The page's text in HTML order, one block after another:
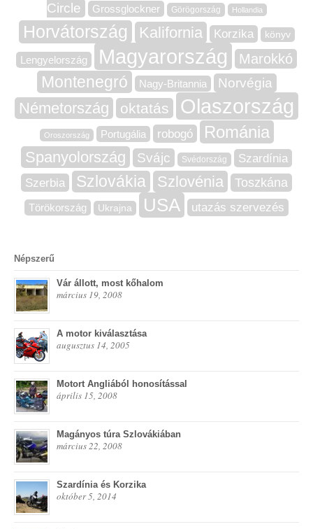
Circle
Grossglockner Görögország Hollandia
Horvátország Kalifornia Korzika könyv
Lengyelország Magyarország Marokkó
Montenegró Nagy-Britannia Norvégia
Németország oktatás Olaszország
Oroszország Portugália robogó Románia
Spanyolország Svájc Svédország
Szardínia
Szerbia
Szlovákia Szlovénia Toszkána
Törökország Ukrajna USA utazás szervezés
Népszerű
Vár állott, most kőhalom
március 19, 2008
A motor kiválasztása
augusztus 14, 2005
Motort Angliából honosítással
április 15, 2008
Magányos túra Szlovákiában
március 22, 2008
Szardínia és Korzika
október 5, 2014